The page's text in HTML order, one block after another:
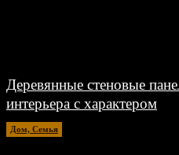
Деревянные стеновые
интерьера с характером
Дом, Семья